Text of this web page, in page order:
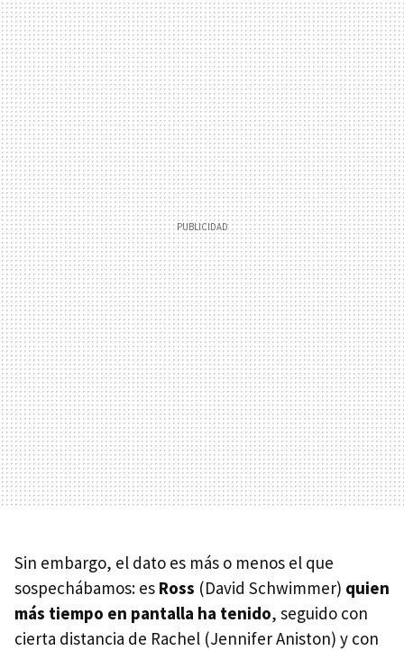
Sin embargo, el dato es más o menos el que
sospechábamos: es Ross (David Schwimmer) quien
más tiempo en pantalla ha tenido, seguido con
cierta distancia de Rachel (Jennifer Aniston) y con